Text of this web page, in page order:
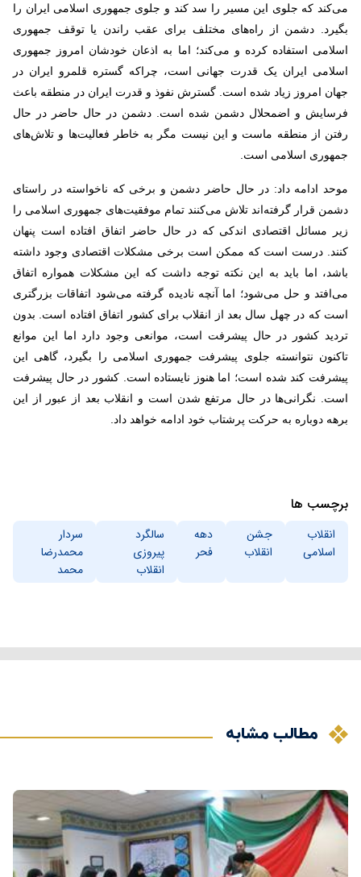
می‌کند که جلوی این مسیر را سد کند و جلوی جمهوری اسلامی ایران را
بگیرد. دشمن از راه‌های مختلف برای عقب راندن یا توقف جمهوری
اسلامی استفاده کرده و می‌کند؛ اما به اذعان خودشان امروز جمهوری
اسلامی ایران یک قدرت جهانی است، چراکه گستره قلمرو ایران در
جهان امروز زیاد شده است. گسترش نفوذ و قدرت ایران در منطقه باعث
فرسایش و اضمحلال دشمن شده است. دشمن در حال حاضر در حال
رفتن از منطقه ماست و این نیست مگر به خاطر فعالیت‌ها و تلاش‌های
جمهوری اسلامی است.
موحد ادامه داد: در حال حاضر دشمن و برخی که ناخواسته در راستای
دشمن قرار گرفته‌اند تلاش می‌کنند تمام موفقیت‌های جمهوری اسلامی را
زیر مسائل اقتصادی اندکی که در حال حاضر اتفاق افتاده است پنهان
کنند. درست است که ممکن است برخی مشکلات اقتصادی وجود داشته
باشد، اما باید به این نکته توجه داشت که این مشکلات همواره اتفاق
می‌افتد و حل می‌شود؛ اما آنچه نادیده گرفته می‌شود اتفاقات بزرگتری
است که در چهل سال بعد از انقلاب برای کشور اتفاق افتاده است. بدون
تردید کشور در حال پیشرفت است، موانعی وجود دارد اما این موانع
تاکنون نتوانسته جلوی پیشرفت جمهوری اسلامی را بگیرد، گاهی این
پیشرفت کند شده است؛ اما هنوز نایستاده است. کشور در حال پیشرفت
است. نگرانی‌ها در حال مرتفع شدن است و انقلاب بعد از عبور از این
برهه دوباره به حرکت پرشتاب خود ادامه خواهد داد.
برچسب ها
انقلاب
اسلامی
جشن
انقلاب
دهه
فحر
سالگرد
پیروزی
انقلاب
سردار
محمدرضا
محمد
مطالب مشابه